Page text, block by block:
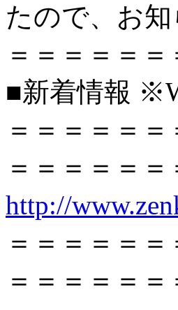
たので、お
＝＝＝＝＝
■新着情報
＝＝＝＝＝
＝＝＝＝＝
http://
＝＝＝＝＝
＝＝＝＝＝＝